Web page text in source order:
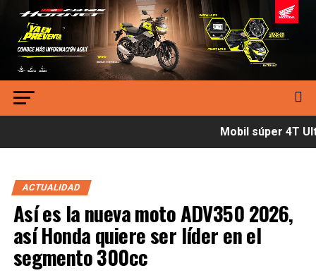
Mobil súper 4T
ACTUALIDAD
Así es la nueva moto ADV350 2026,
así Honda quiere ser líder en el
segmento 300cc